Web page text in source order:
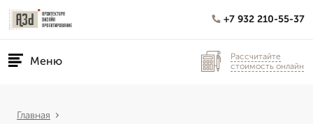
+7 932 210-55-37
Меню
Рассчитайте
стоимость онлайн
Главная